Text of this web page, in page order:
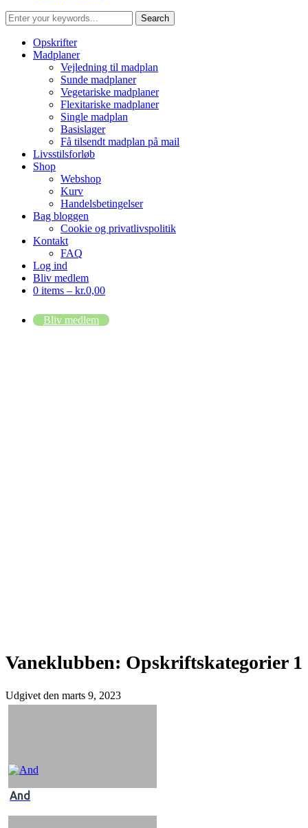
Opskrifter
Madplaner
Vejledning til madplan
Sunde madplaner
Vegetariske madplaner
Flexitariske madplaner
Single madplan
Basislager
Få tilsendt madplan på mail
Livsstilsforløb
Shop
Webshop
Kurv
Handelsbetingelser
Bag bloggen
Cookie og privatlivspolitik
Kontakt
FAQ
Log ind
Bliv medlem
0 items – kr.0,00
Bliv medlem
Vaneklubben: Opskriftskategorier 1
Udgivet den marts 9, 2023
And